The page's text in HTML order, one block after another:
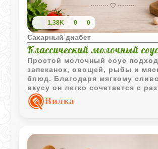
1,38K 0 0
Сахарный диабет
Классический молочный
Простой молочный соус
запеканок, овощей, рыбы и
блюд. Благодаря мягкому
вкусу он легко сочетается с
гарнирами и горячими блюдами.
Вилка